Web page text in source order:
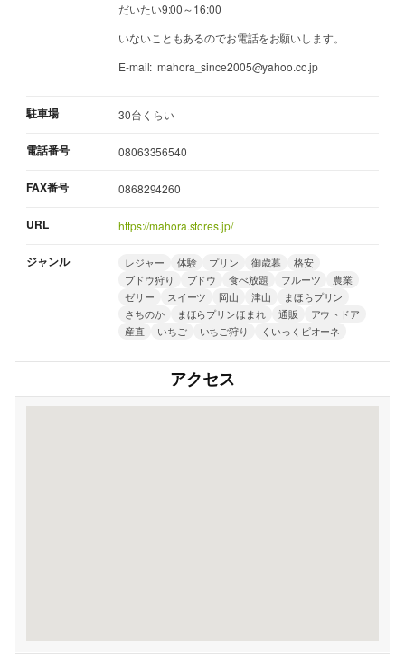
だいたい9:00～16:00
いないこともあるのでお電話をお願いします。
E-mail: mahora_since2005@yahoo.co.jp
駐車場 30台くらい
電話番号 08063356540
FAX番号 0868294260
URL https://mahora.stores.jp/
ジャンル レジャー 体験 プリン 御歳暮
格安
ブドウ狩り
ブドウ 食べ放題 フルーツ
農業
ゼリー
スイーツ 岡山 津山
まほらプリン
さちのか
まほらプリンほまれ 通販
アウトドア
産直
いちご いちご狩り くいっくピオーネ
アクセス